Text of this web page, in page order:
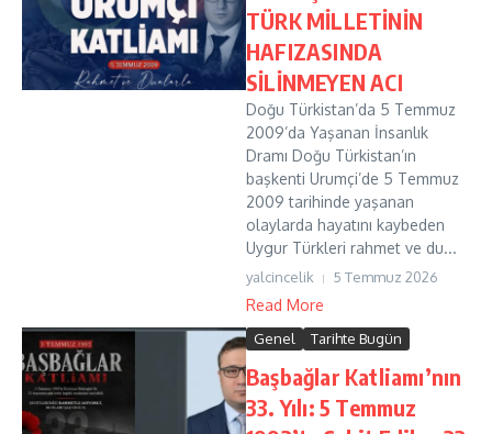
TÜRK MİLLETİNİN
HAFIZASINDA
SİLİNMEYEN ACI
Doğu Türkistan’da 5 Temmuz
2009’da Yaşanan İnsanlık
Dramı Doğu Türkistan’ın
başkenti Urumçi’de 5 Temmuz
2009 tarihinde yaşanan
olaylarda hayatını kaybeden
Uygur Türkleri rahmet ve du...
yalcincelik 5 Temmuz 2026
Read More
Genel Tarihte Bugün
Başbağlar Katliamı’nın
33. Yılı: 5 Temmuz